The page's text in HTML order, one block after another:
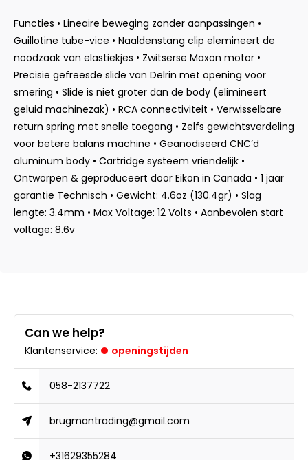
Functies • Lineaire beweging zonder aanpassingen •
Guillotine tube-vice • Naaldenstang clip elemineert de
noodzaak van elastiekjes • Zwitserse Maxon motor •
Precisie gefreesde slide van Delrin met opening voor
smering • Slide is niet groter dan de body (elimineert
geluid machinezak) • RCA connectiviteit • Verwisselbare
return spring met snelle toegang • Zelfs gewichtsverdeling
voor betere balans machine • Geanodiseerd CNC’d
aluminum body • Cartridge systeem vriendelijk •
Ontworpen & geproduceert door Eikon in Canada • 1 jaar
garantie Technisch • Gewicht: 4.6oz (130.4gr) • Slag
lengte: 3.4mm • Max Voltage: 12 Volts • Aanbevolen start
voltage: 8.6v
Can we help?
Klantenservice: openingstijden
058-2137722
brugmantrading@gmail.com
+31629355284